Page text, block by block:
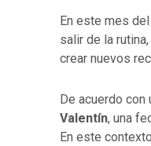
En este mes
salir de la
crear nuevos
De acuerdo con
Valentín, una
En este